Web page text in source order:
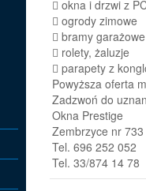
 okna i drzwi z
 ogrody zimowe
 bramy garażowe
 rolety, żaluzje
 parapety z
Powyższa oferta
Zadzwoń do
Okna Prestige
Zembrzyce nr
Tel. 696 252 052
Tel. 33/874 14 78